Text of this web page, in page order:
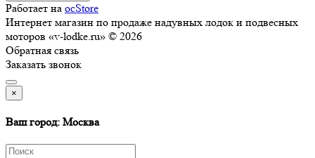
Работает на ocStore
Интернет магазин по продаже надувных лодок и подвесных
моторов «v-lodke.ru» © 2026
Обратная связь
Заказать звонок
×
Ваш город: Москва